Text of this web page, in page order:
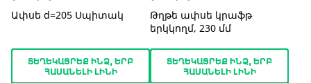
Ափսե d=205 Սպիտակ
ՏԵՂԵԿԱՑՐԵՔ ԻՆՁ, ԵՐԲ
ՀԱՍԱՆԵԼԻ ԼԻՆԻ
Թղթե ափսե կրաֆթ
երկկողմ, 230 մմ
ՏԵՂԵԿԱՑՐԵՔ ԻՆՁ, ԵՐԲ
ՀԱՍԱՆԵԼԻ ԼԻՆԻ